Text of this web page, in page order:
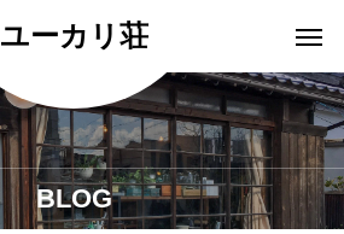
ユーカリ荘
BLOG